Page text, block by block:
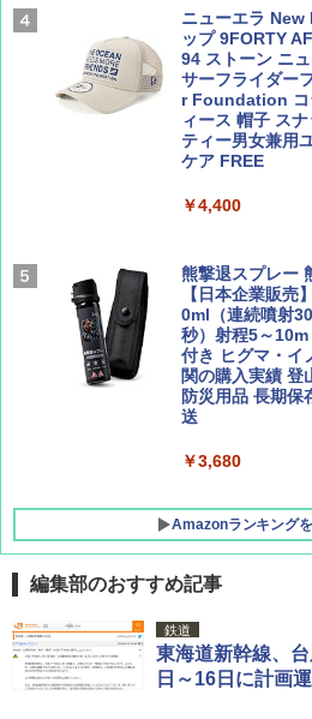
￥1,540
AIRLINE（エア
集】ボーイング
￥1,760
ァキア 2026～
パ
￥2,277
新しい日本地理
解く (講談社現代
￥1,540
￥5,999
[キャンパーズコ
広げるだけ パッ
ーティング フル
簡単設置 ポップ
ュ(BC仕様)
￥9,990
[キャンパーズコ
広げるだけ パ
イド ブラックコ
ッシュ 4人用 簡
ATCW-150B エ
￥-
ニューエラ New
ップ 9FORTY
94 ストーン ニ
サーフライダー
r Foundation コ
ィース 帽子 ス
ティー男女兼用
ケア FREE
￥4,400
熊撃退スプレー
【日本企業販売
0ml（連続噴射
秒）射程5～
付き ヒグマ・イ
関の購入実績 登
防災用品 長期保
送
￥3,680
Amazonランキング
編集部のおすすめ記事
鉄道
東海道新幹線、
日～16日に計画